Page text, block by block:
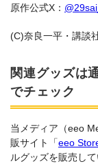
原作公式X：
(C)奈良一平・講談
関連グッズは
でチェック
当メディア（eeo
販サイト「eeo
ルグッズを販売し